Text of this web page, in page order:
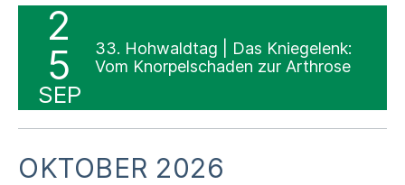
2
5
SEP
33. Hohwaldtag | Das Kniegelenk:
Vom Knorpelschaden zur Arthrose
OKTOBER 2026